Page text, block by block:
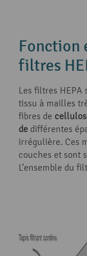
Fonction
filtres
Les filtres HEPA
tissu à mailles
fibres de
de différentes
irrégulière. Ces
couches et sont
L’ensemble du